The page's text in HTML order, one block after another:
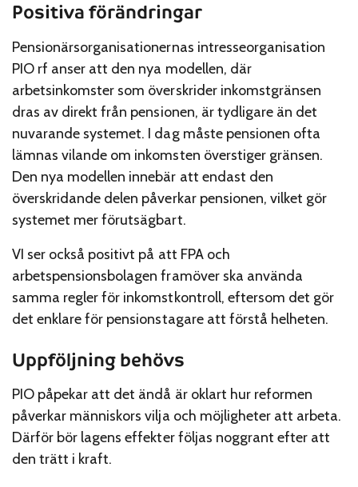
Positiva förändringar
Pensionärsorganisationernas intresseorganisation
PIO rf anser att den nya modellen, där
arbetsinkomster som överskrider inkomstgränsen
dras av direkt från pensionen, är tydligare än det
nuvarande systemet. I dag måste pensionen ofta
lämnas vilande om inkomsten överstiger gränsen.
Den nya modellen innebär att endast den
överskridande delen påverkar pensionen, vilket gör
systemet mer förutsägbart.
VI ser också positivt på att FPA och
arbetspensionsbolagen framöver ska använda
samma regler för inkomstkontroll, eftersom det gör
det enklare för pensionstagare att förstå helheten.
Uppföljning behövs
PIO påpekar att det ändå är oklart hur reformen
påverkar människors vilja och möjligheter att arbeta.
Därför bör lagens effekter följas noggrant efter att
den trätt i kraft.